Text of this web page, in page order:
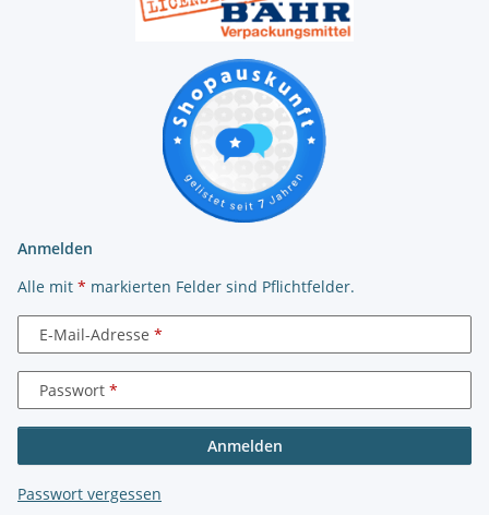
Anmelden
Alle mit * markierten Felder sind Pflichtfelder.
E-Mail-Adresse
Passwort
Anmelden
Passwort vergessen